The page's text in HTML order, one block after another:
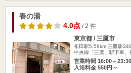
春の湯
4.0点/ 2 件
東京都 / 三鷹市
布田駅5.59km 三鷹駅
中央線「三鷹」駅下車、
営業時間 16:00～23:30
入浴料金 550円～